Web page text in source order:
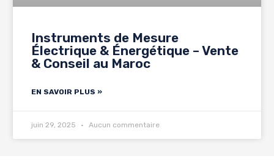
Instruments de Mesure
Électrique & Énergétique – Vente
& Conseil au Maroc
EN SAVOIR PLUS »
juin 29, 2025 Aucun commentaire